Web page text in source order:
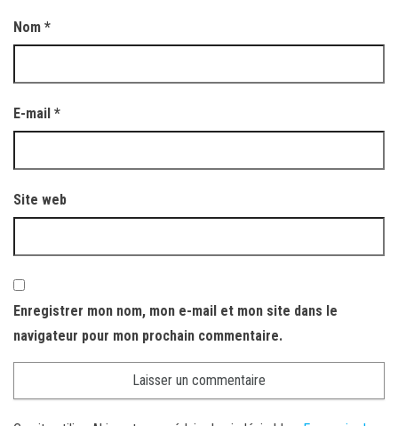
Nom *
E-mail *
Site web
Enregistrer mon nom, mon e-mail et mon site dans le
navigateur pour mon prochain commentaire.